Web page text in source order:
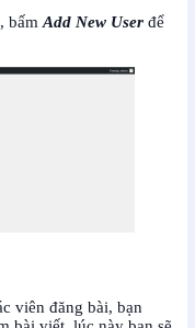
bấm Add New User để
viên đăng bài, bạn